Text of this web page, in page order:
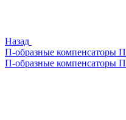
Назад
П-образные
П-образные